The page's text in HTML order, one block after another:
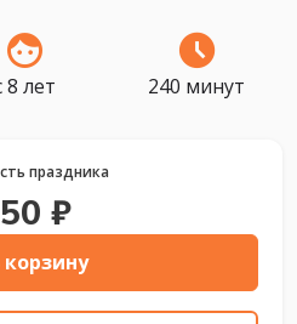
8 лет 240 минут
праздника
₽
корзину